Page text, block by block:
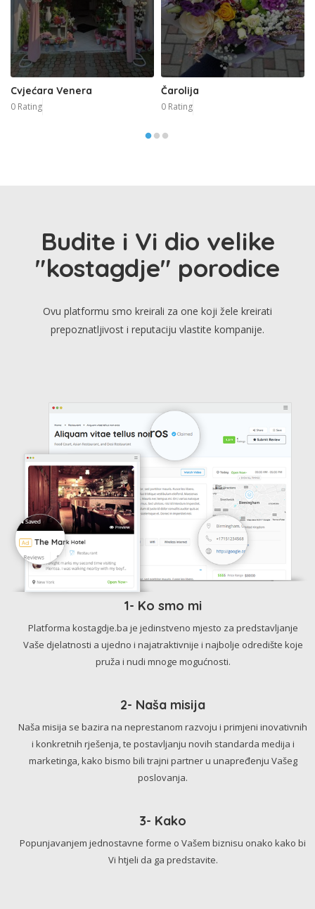
Cvjećara Venera
0 Rating
Čarolija
0 Rating
Budite i Vi dio velike
"kostagdje" porodice
Ovu platformu smo kreirali za one koji žele kreirati
prepoznatljivost i reputaciju vlastite kompanije.
1- Ko smo mi
Platforma kostagdje.ba je jedinstveno mjesto za predstavljanje
Vaše djelatnosti a ujedno i najatraktivnije i najbolje odredište koje
pruža i nudi mnoge mogućnosti.
2- Naša misija
Naša misija se bazira na neprestanom razvoju i primjeni inovativnih
i konkretnih rješenja, te postavljanju novih standarda medija i
marketinga, kako bismo bili trajni partner u unapređenju Vašeg
poslovanja.
3- Kako
Popunjavanjem jednostavne forme o Vašem biznisu onako kako bi
Vi htjeli da ga predstavite.